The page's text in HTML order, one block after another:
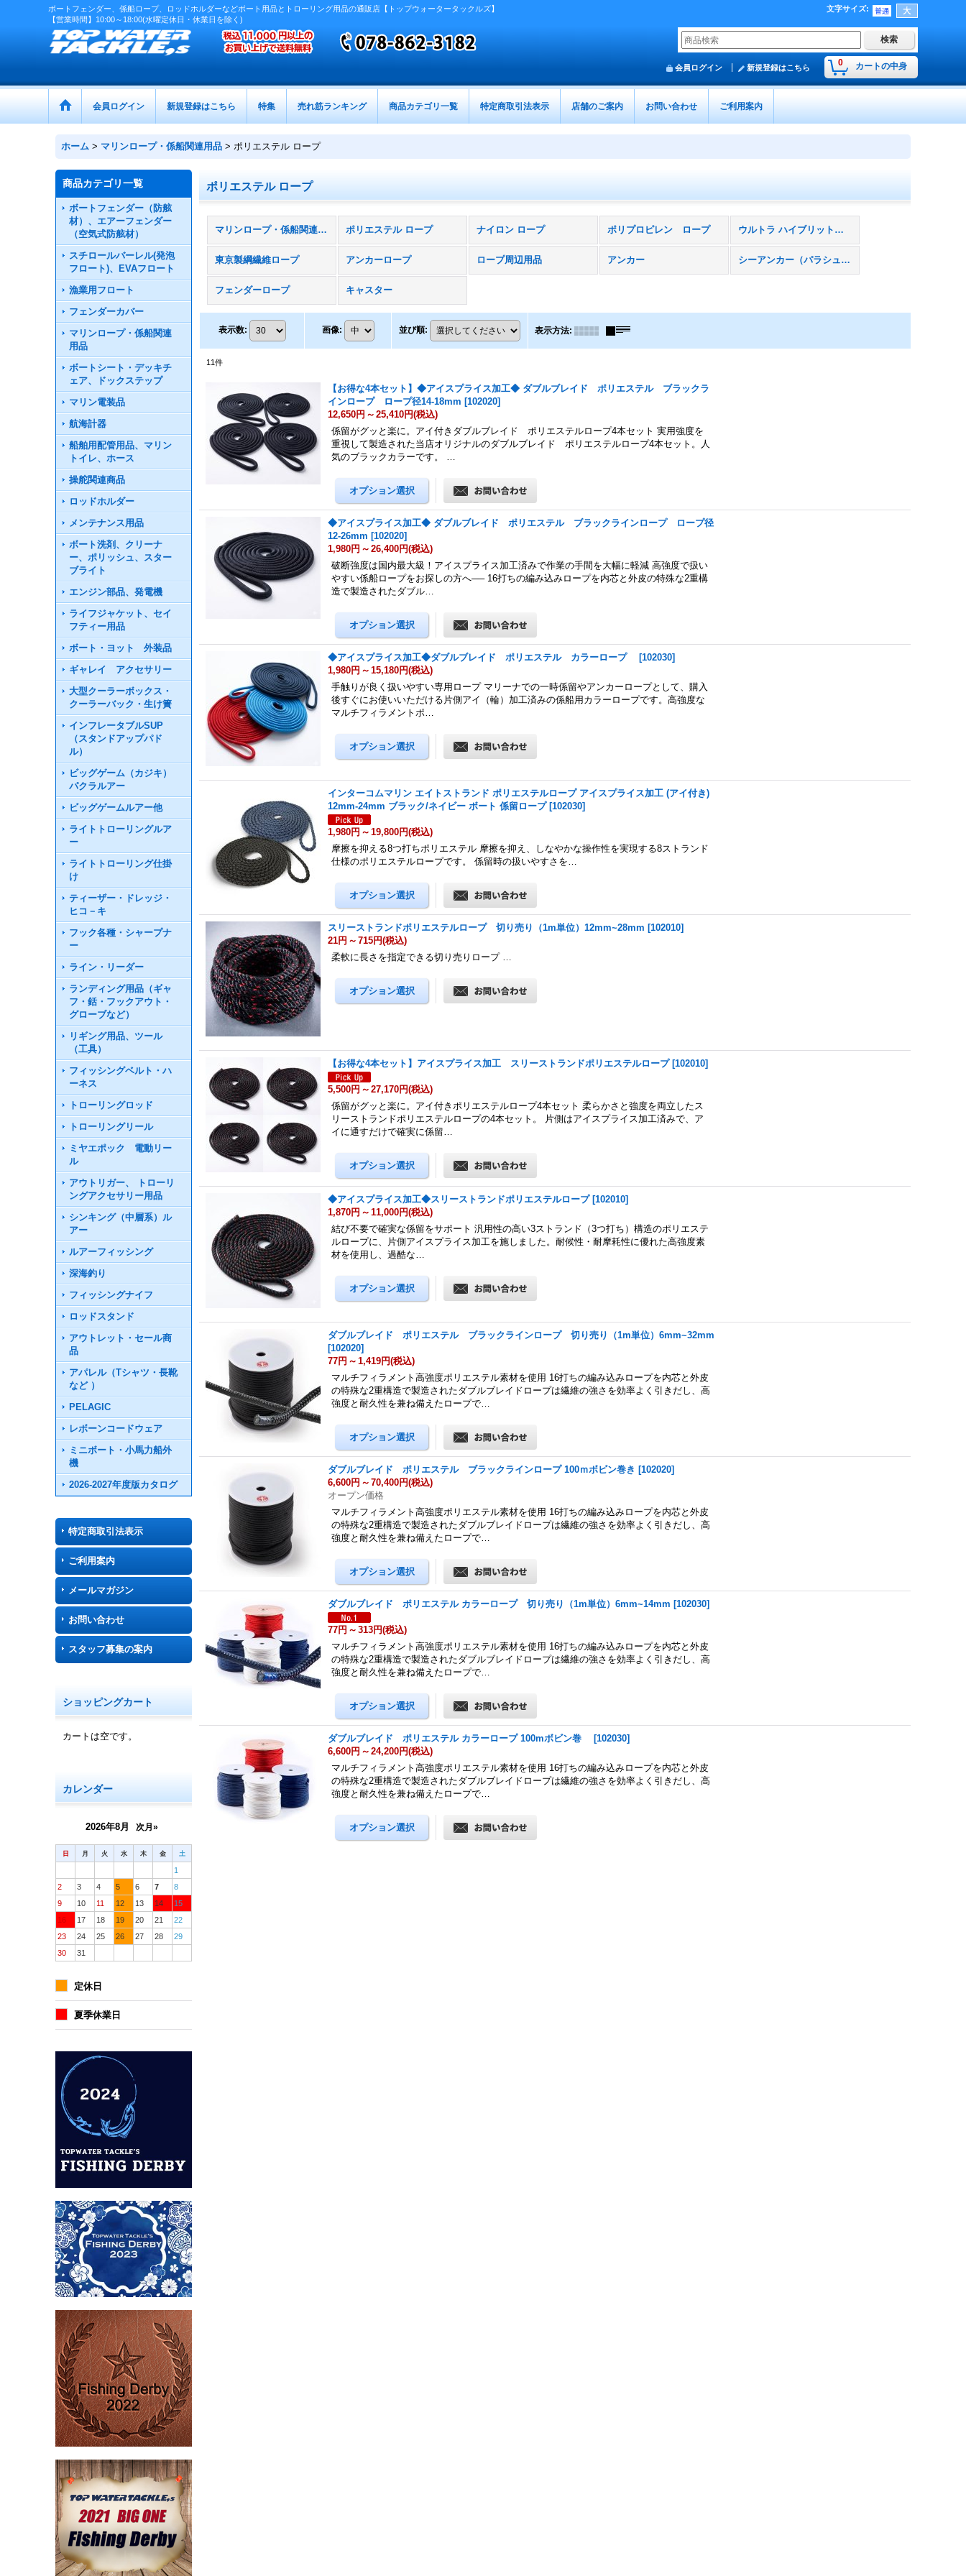
ボートフェンダー、係船ロープ、ロッドホルダーなどボート用品とトローリング用品の通販店【トップウォータータックルズ】
【営業時間】10:00～18:00(水曜定休日・休業日を除く)
文字サイズ:
0 カートの中身
会員ログイン 新規登録はこちら
会員ログイン 新規登録はこちら 特集 売れ筋ランキング 商品カテゴリ一覧 特定商取引法表示 店舗のご案内 お問い合わせ ご利用案内
ホーム > マリンロープ・係船関連用品 > ポリエステル ロープ
商品カテゴリ一覧
ボートフェンダー（防舷
材）、エアーフェンダー
（空気式防舷材）
スチロールバーレル(発泡
フロート)、EVAフロート
漁業用フロート
フェンダーカバー
マリンロープ・係船関連
用品
ボートシート・デッキチ
ェア、ドックステップ
マリン電装品
航海計器
船舶用配管用品、マリン
トイレ、ホース
操舵関連商品
ロッドホルダー
メンテナンス用品
ボート洗剤、クリーナ
ー、ポリッシュ、スター
ブライト
エンジン部品、発電機
ライフジャケット、セイ
フティー用品
ボート・ヨット 外装品
ギャレイ アクセサリー
大型クーラーボックス・
クーラーバック・生け簀
インフレータブルSUP
（スタンドアップパド
ル）
ビッグゲーム（カジキ）
パクラルアー
ビッグゲームルアー他
ライトトローリングルア
ー
ライトトローリング仕掛
け
ティーザー・ドレッジ・
ヒコ－キ
フック各種・シャープナ
ー
ライン・リーダー
ランディング用品（ギャ
フ・銛・フックアウト・
グローブなど）
リギング用品、ツール
（工具）
フィッシングベルト・ハ
ーネス
トローリングロッド
トローリングリール
ミヤエポック 電動リー
ル
アウトリガー、 トローリ
ングアクセサリー用品
シンキング（中層系）ル
アー
ルアーフィッシング
深海釣り
フィッシングナイフ
ロッドスタンド
アウトレット・セール商
品
アパレル（Tシャツ・長靴
など ）
PELAGIC
レボーンコードウェア
ミニボート・小馬力船外
機
2026-2027年度版カタログ
特定商取引法表示
ご利用案内
メールマガジン
お問い合わせ
スタッフ募集の案内
ショッピングカート
カートは空です。
カレンダー
2026年8月 次月»
日 月 火 水 木 金 土
1
2
3 4 5 6 7
8
9
10 11 12 13 14
15
16
17 18 19 20 21
22
23
24 25 26 27 28
29
30
31
定休日
夏季休業日
ポリエステル ロープ
マリンロープ・係船関連用品 (全商品) ポリエステル ロープ ナイロン ロープ ポリプロピレン ロープ ウルトラ ハイブリットライン ロープ
東京製綱繊維ロープ アンカーロープ ロープ周辺用品 アンカー シーアンカー（パラシュートアンカー）
フェンダーロープ キャスター
表示数: 画像: 並び順: 表示方法:
11件
【お得な4本セット】◆アイスプライス加工◆ ダブルブレイド ポリエステル ブラックラ
インロープ ロープ径14-18mm [102020]
12,650円 ～ 25,410円(税込)
係留がグッと楽に。アイ付きダブルブレイド ポリエステルロープ4本セット 実用強度を
重視して製造された当店オリジナルのダブルブレイド ポリエステルロープ4本セット。人
気のブラックカラーです。 …
◆アイスプライス加工◆ ダブルブレイド ポリエステル ブラックラインロープ ロープ径
12-26mm [102020]
1,980円 ～ 26,400円(税込)
破断強度は国内最大級！アイスプライス加工済みで作業の手間を大幅に軽減 高強度で扱い
やすい係船ロープをお探しの方へ── 16打ちの編み込みロープを内芯と外皮の特殊な2重構
造で製造されたダブル…
◆アイスプライス加工◆ダブルブレイド ポリエステル カラーロープ [102030]
1,980円 ～ 15,180円(税込)
手触りが良く扱いやすい専用ロープ マリーナでの一時係留やアンカーロープとして、購入
後すぐにお使いいただける片側アイ（輪）加工済みの係船用カラーロープです。高強度な
マルチフィラメントポ…
インターコムマリン エイトストランド ポリエステルロープ アイスプライス加工 (アイ付き)
12mm-24mm ブラック/ネイビー ボート 係留ロープ [102030]
1,980円 ～ 19,800円(税込)
摩擦を抑える8つ打ちポリエステル 摩擦を抑え、しなやかな操作性を実現する8ストランド
仕様のポリエステルロープです。 係留時の扱いやすさを…
スリーストランドポリエステルロープ 切り売り（1m単位）12mm~28mm [102010]
21円 ～ 715円(税込)
柔軟に長さを指定できる切り売りロープ …
【お得な4本セット】アイスプライス加工 スリーストランドポリエステルロープ [102010]
5,500円 ～ 27,170円(税込)
係留がグッと楽に。アイ付きポリエステルロープ4本セット 柔らかさと強度を両立したス
リーストランドポリエステルロープの4本セット。 片側はアイスプライス加工済みで、ア
イに通すだけで確実に係留…
◆アイスプライス加工◆スリーストランドポリエステルロープ [102010]
1,870円 ～ 11,000円(税込)
結び不要で確実な係留をサポート 汎用性の高い3ストランド（3つ打ち）構造のポリエステ
ルロープに、片側アイスプライス加工を施しました。耐候性・耐摩耗性に優れた高強度素
材を使用し、過酷な…
ダブルブレイド ポリエステル ブラックラインロープ 切り売り（1m単位）6mm~32mm
[102020]
77円 ～ 1,419円(税込)
マルチフィラメント高強度ポリエステル素材を使用 16打ちの編み込みロープを内芯と外皮
の特殊な2重構造で製造されたダブルブレイドロープは繊維の強さを効率よく引きだし、高
強度と耐久性を兼ね備えたロープで…
ダブルブレイド ポリエステル ブラックラインロープ 100ｍボビン巻き [102020]
6,600円 ～ 70,400円(税込)
オープン価格
マルチフィラメント高強度ポリエステル素材を使用 16打ちの編み込みロープを内芯と外皮
の特殊な2重構造で製造されたダブルブレイドロープは繊維の強さを効率よく引きだし、高
強度と耐久性を兼ね備えたロープで…
ダブルブレイド ポリエステル カラーロープ 切り売り（1m単位）6mm~14mm [102030]
77円 ～ 313円(税込)
マルチフィラメント高強度ポリエステル素材を使用 16打ちの編み込みロープを内芯と外皮
の特殊な2重構造で製造されたダブルブレイドロープは繊維の強さを効率よく引きだし、高
強度と耐久性を兼ね備えたロープで…
ダブルブレイド ポリエステル カラーロープ 100mボビン巻 [102030]
6,600円 ～ 24,200円(税込)
マルチフィラメント高強度ポリエステル素材を使用 16打ちの編み込みロープを内芯と外皮
の特殊な2重構造で製造されたダブルブレイドロープは繊維の強さを効率よく引きだし、高
強度と耐久性を兼ね備えたロープで…